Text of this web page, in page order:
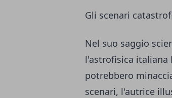
Gli scenari
Nel suo saggio
l'astrofisica italiana
potrebbero
scenari, l'autrice